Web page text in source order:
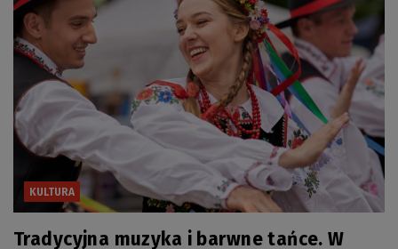
KULTURA
Tradycyjna muzyka i barwne tańce. W